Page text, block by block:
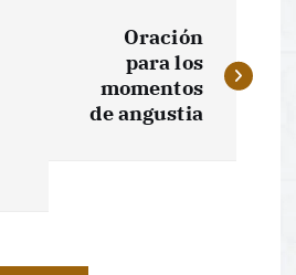
Oración
para los
momentos
de angustia